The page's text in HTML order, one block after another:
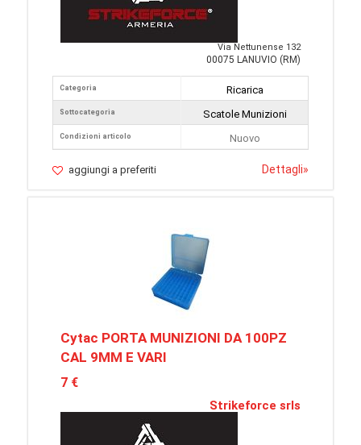
Via Nettunense 132
00075 LANUVIO (RM)
Categoria
Sottocategoria
Condizioni articolo
Ricarica
Scatole Munizioni
Nuovo
aggiungi a preferiti Dettagli»
Cytac PORTA MUNIZIONI DA 100PZ
CAL 9MM E VARI
7 €
Strikeforce srls